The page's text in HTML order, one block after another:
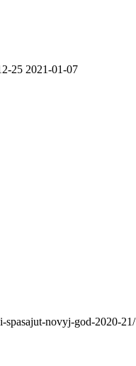
25 2021-01-07
spasajut-novyj-god-2020-21/